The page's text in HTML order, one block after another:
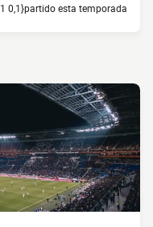
1 0,1}partido esta temporada